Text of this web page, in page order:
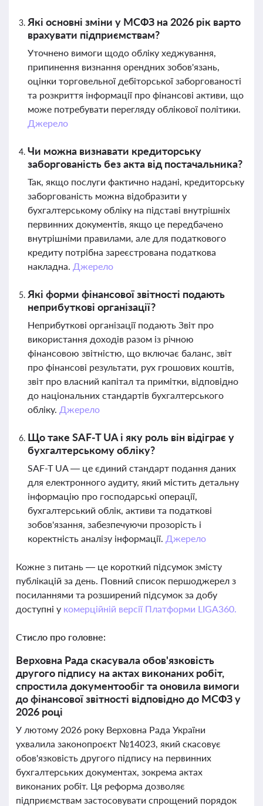
Які основні зміни у МСФЗ на 2026 рік варто
врахувати підприємствам?
Уточнено вимоги щодо обліку хеджування,
припинення визнання орендних зобов'язань,
оцінки торговельної дебіторської заборгованості
та розкриття інформації про фінансові активи, що
може потребувати перегляду облікової політики.
Джерело
Чи можна визнавати кредиторську
заборгованість без акта від постачальника?
Так, якщо послуги фактично надані, кредиторську
заборгованість можна відобразити у
бухгалтерському обліку на підставі внутрішніх
первинних документів, якщо це передбачено
внутрішніми правилами, але для податкового
кредиту потрібна зареєстрована податкова
накладна. Джерело
Які форми фінансової звітності подають
неприбуткові організації?
Неприбуткові організації подають Звіт про
використання доходів разом із річною
фінансовою звітністю, що включає баланс, звіт
про фінансові результати, рух грошових коштів,
звіт про власний капітал та примітки, відповідно
до національних стандартів бухгалтерського
обліку. Джерело
Що таке SAF-T UA і яку роль він відіграє у
бухгалтерському обліку?
SAF-T UA — це єдиний стандарт подання даних
для електронного аудиту, який містить детальну
інформацію про господарські операції,
бухгалтерський облік, активи та податкові
зобов'язання, забезпечуючи прозорість і
коректність аналізу інформації. Джерело
Кожне з питань — це короткий підсумок змісту
публікацій за день. Повний список першоджерел з
посиланнями та розширений підсумок за добу
доступні у комерційній версії Платформи LIGA360.
Стисло про головне:
Верховна Рада скасувала обов'язковість
другого підпису на актах виконаних робіт,
спростила документообіг та оновила вимоги
до фінансової звітності відповідно до МСФЗ у
2026 році
У лютому 2026 року Верховна Рада України
ухвалила законопроєкт №14023, який скасовує
обов'язковість другого підпису на первинних
бухгалтерських документах, зокрема актах
виконаних робіт. Ця реформа дозволяє
підприємствам застосовувати спрощений порядок